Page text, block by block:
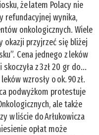
że latem Polacy nie
refundacyjnej wynika,
onkologicznych. Wiele
okazji przyjrzeć się bliżej
Cena jednego z leków
z 3 zł 20 gr do...
wzrosły o ok. 90 zł.
podwyżkom protestuje
ale także
w liście do Arłukowicza
opłat może